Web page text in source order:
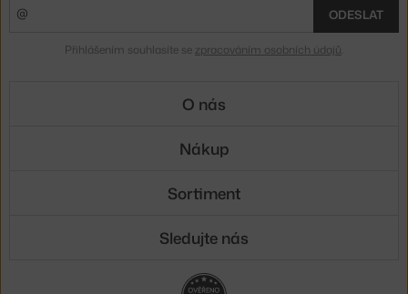
ODESLAT
Přihlášením souhlasíte se zpracováním osobních údajů
O nás
Nákup
Sortiment
Sledujte nás